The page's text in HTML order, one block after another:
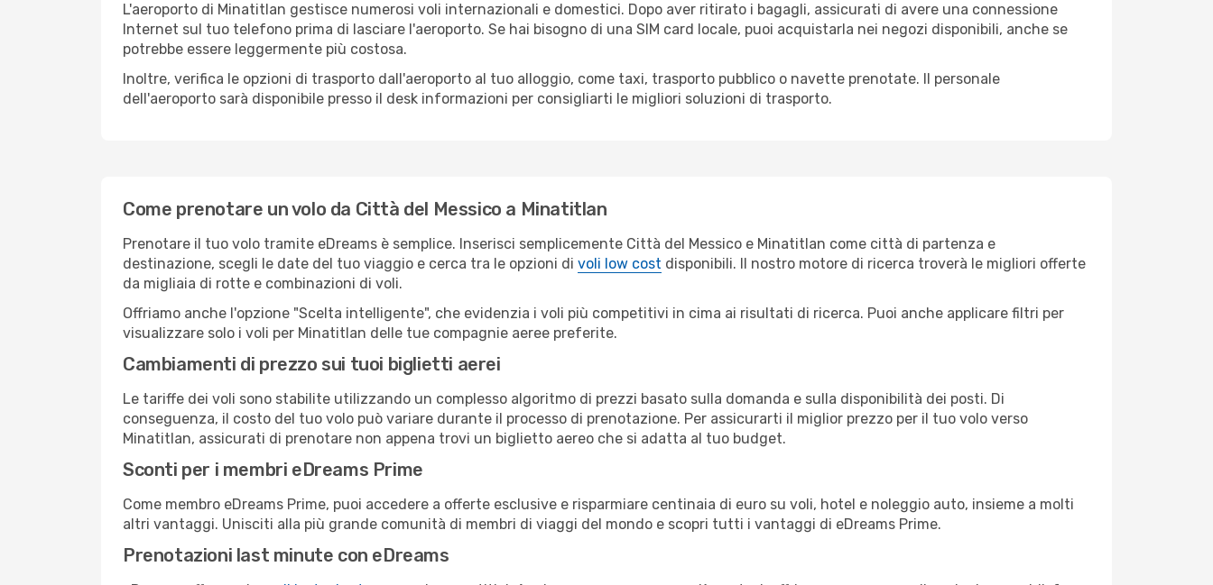
L'aeroporto di Minatitlan gestisce numerosi voli internazionali e domestici. Dopo aver ritirato i bagagli, assicurati di avere una connessione
Internet sul tuo telefono prima di lasciare l'aeroporto. Se hai bisogno di una SIM card locale, puoi acquistarla nei negozi disponibili, anche se
potrebbe essere leggermente più costosa.
Inoltre, verifica le opzioni di trasporto dall'aeroporto al tuo alloggio, come taxi, trasporto pubblico o navette prenotate. Il personale
dell'aeroporto sarà disponibile presso il desk informazioni per consigliarti le migliori soluzioni di trasporto.
Come prenotare un volo da Città del Messico a Minatitlan
Prenotare il tuo volo tramite eDreams è semplice. Inserisci semplicemente Città del Messico e Minatitlan come città di partenza e
destinazione, scegli le date del tuo viaggio e cerca tra le opzioni di voli low cost disponibili. Il nostro motore di ricerca troverà le migliori offerte
da migliaia di rotte e combinazioni di voli.
Offriamo anche l'opzione "Scelta intelligente", che evidenzia i voli più competitivi in cima ai risultati di ricerca. Puoi anche applicare filtri per
visualizzare solo i voli per Minatitlan delle tue compagnie aeree preferite.
Cambiamenti di prezzo sui tuoi biglietti aerei
Le tariffe dei voli sono stabilite utilizzando un complesso algoritmo di prezzi basato sulla domanda e sulla disponibilità dei posti. Di
conseguenza, il costo del tuo volo può variare durante il processo di prenotazione. Per assicurarti il miglior prezzo per il tuo volo verso
Minatitlan, assicurati di prenotare non appena trovi un biglietto aereo che si adatta al tuo budget.
Sconti per i membri eDreams Prime
Come membro eDreams Prime, puoi accedere a offerte esclusive e risparmiare centinaia di euro su voli, hotel e noleggio auto, insieme a molti
altri vantaggi. Unisciti alla più grande comunità di membri di viaggi del mondo e scopri tutti i vantaggi di eDreams Prime.
Prenotazioni last minute con eDreams